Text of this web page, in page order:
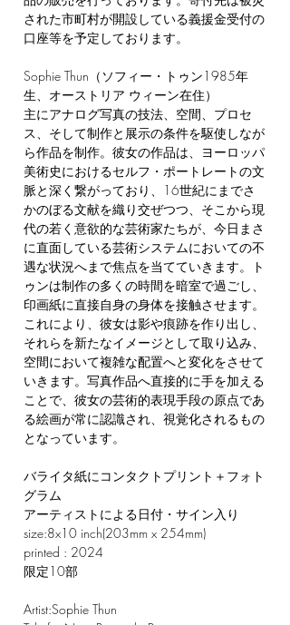
された市町村が開設している義援金受付の
口座等を予定しております。
Sophie Thun（ソフィー・トゥン1985年
生、オーストリア ウィーン在住）
主にアナログ写真の技法、空間、プロセ
ス、そして制作と展示の条件を駆使しなが
ら作品を制作。彼女の作品は、ヨーロッパ
美術史におけるセルフ・ポートレートの文
脈と深く繋がっており、16世紀にまでさ
かのぼる文献を織り交ぜつつ、そこから現
代の若く意欲的な芸術家たちが、今日まさ
に直面している芸術システムにおいての不
遇な状況へまで焦点を当てていきます。ト
ゥンは制作の多くの時間を暗室で過ごし、
印画紙に直接自身の身体を接触させます。
これにより、彼女は影や痕跡を作り出し、
それらを新たなイメージとして取り込み、
空間において複雑な配置へと変化をさせて
いきます。写真作品へ直接的に手を加える
ことで、彼女の芸術的表現手段の原点であ
る絵画が常に認識され、視覚化されるもの
となっています。
バライタ紙にコンタクトプリント＋フォト
グラム
アーティストによる日付・サイン入り
size:8x10 inch(203mm x 254mm)
printed : 2024
限定10部
Artist:Sophie Thun